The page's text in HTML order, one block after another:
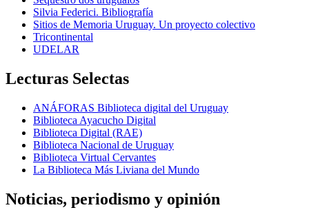
Silvia Federici. Bibliografía
Sitios de Memoria Uruguay. Un proyecto colectivo
Tricontinental
UDELAR
Lecturas Selectas
ANÁFORAS Biblioteca digital del Uruguay
Biblioteca Ayacucho Digital
Biblioteca Digital (RAE)
Biblioteca Nacional de Uruguay
Biblioteca Virtual Cervantes
La Biblioteca Más Liviana del Mundo
Noticias, periodismo y opinión